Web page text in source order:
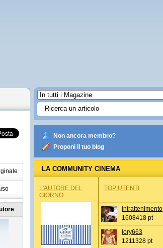
Non ancora membro?
Proponi il tuo blog
LA COMMUNITY CINEMA
L'AUTORE DEL
GIORNO
TOP UTENTI
intrattenimento
1608418 pt
lory663
1211328 pt